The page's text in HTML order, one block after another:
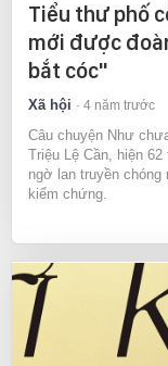
Tiểu thư phố
mới được
bắt cóc"
Xã hội 4 năm trước
Câu chuyện Như
Triệu Lệ Cần, hiện
ngờ lan truyền
kiểm chứng.